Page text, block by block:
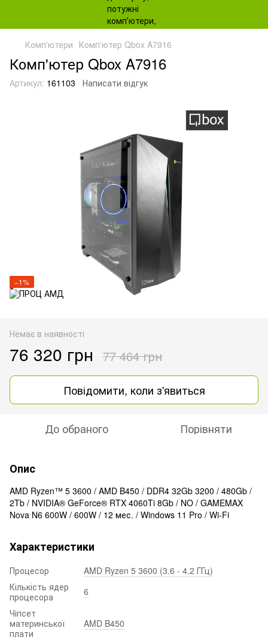
Комп'ютери Комп'ютер Qbox A7916
Комп'ютер Qbox A7916
Артикул: 161103 Написати відгук
−1%
Немає в наявності
76 320 грн 77 464 грн
Повідомити, коли з'явиться
До обраного Порівняти
Опис
AMD Ryzen™ 5 3600 / AMD B450 / DDR4 32Gb 3200 / 480Gb /
2Tb / NVIDIA® GeForce® RTX 4060Ti 8Gb / NO / GAMEMAX
Nova N6 600W / 600W / 12 мес. / Windows 11 Pro / Wi-Fi
Характеристики
Процесор
AMD Ryzen 5 3600 (3.6 - 4.2 ГГц)
Кількість ядер
процесора
6
Чіпсет
материнської
плати
AMD B450